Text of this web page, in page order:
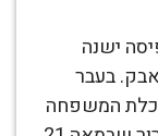
ישנה
בעבר
המשפחה